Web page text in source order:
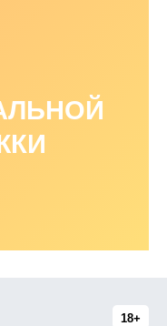
18+